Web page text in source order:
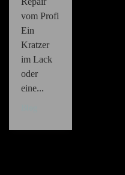
vom Profi
Ein
Kratzer
im Lack
oder
eine...